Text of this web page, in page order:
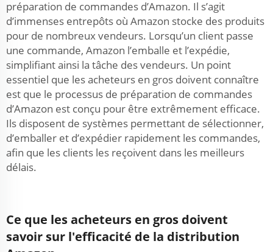
préparation de commandes d’Amazon. Il s’agit
d’immenses entrepôts où Amazon stocke des produits
pour de nombreux vendeurs. Lorsqu’un client passe
une commande, Amazon l’emballe et l’expédie,
simplifiant ainsi la tâche des vendeurs. Un point
essentiel que les acheteurs en gros doivent connaître
est que le processus de préparation de commandes
d’Amazon est conçu pour être extrêmement efficace.
Ils disposent de systèmes permettant de sélectionner,
d’emballer et d’expédier rapidement les commandes,
afin que les clients les reçoivent dans les meilleurs
délais.
Ce que les acheteurs en gros doivent
savoir sur l'efficacité de la distribution